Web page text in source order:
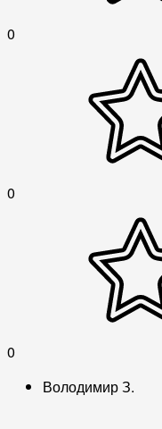
0
0
0
Володимир З.